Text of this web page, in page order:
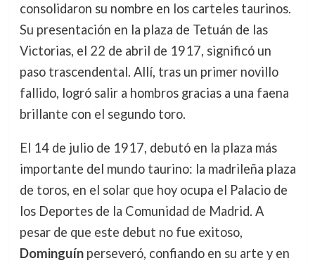
consolidaron su nombre en los carteles taurinos.
Su presentación en la plaza de Tetuán de las
Victorias, el 22 de abril de 1917, significó un
paso trascendental. Allí, tras un primer novillo
fallido, logró salir a hombros gracias a una faena
brillante con el segundo toro.
El 14 de julio de 1917, debutó en la plaza más
importante del mundo taurino: la madrileña plaza
de toros, en el solar que hoy ocupa el Palacio de
los Deportes de la Comunidad de Madrid. A
pesar de que este debut no fue exitoso,
Dominguínperseveró, confiando en su arte y en